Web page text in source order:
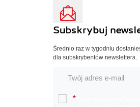
Subskrybuj
Średnio raz w tygodniu
dla subskrybentów newslettera.
*